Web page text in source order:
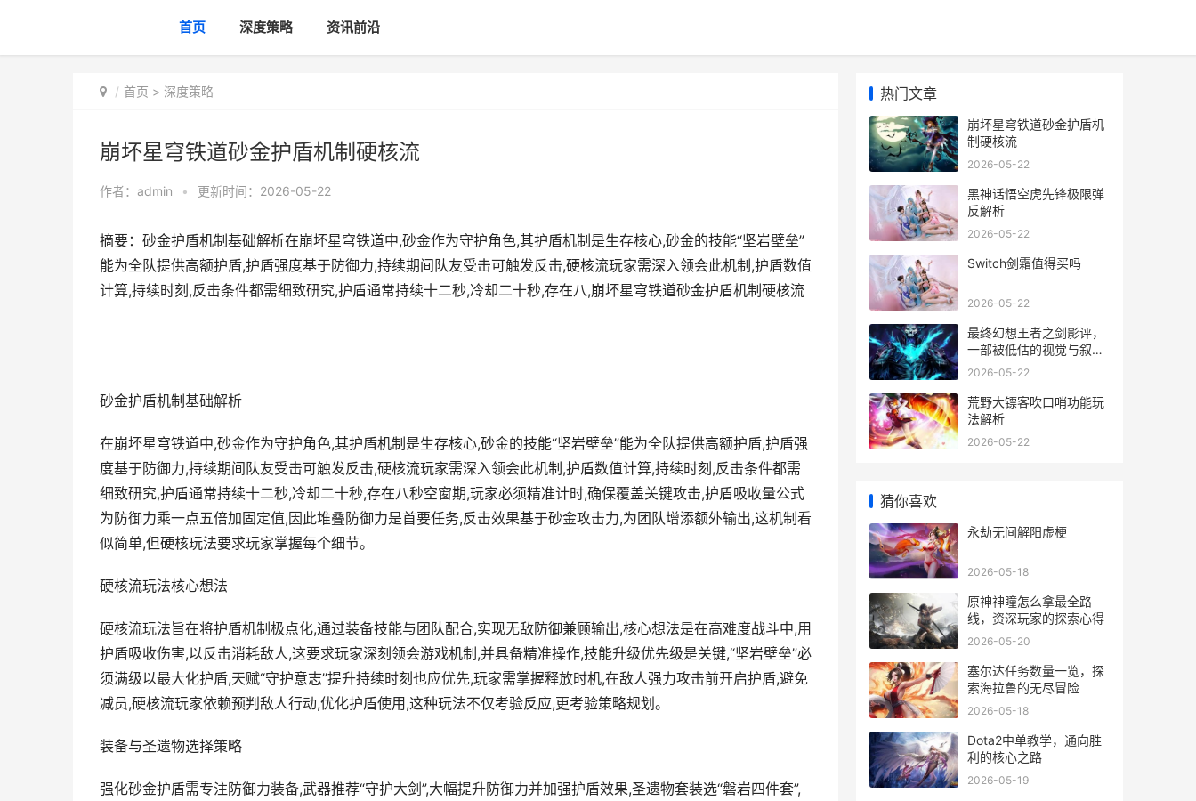
首页 深度策略 资讯前沿
首页 > 深度策略
崩坏星穹铁道砂金护盾机制硬核流
作者： admin • 更新时间：2026-05-22
摘要：砂金护盾机制基础解析在崩坏星穹铁道中,砂金作为守护角色,其护盾机制是生存核心,砂金的技能“坚岩壁垒”
能为全队提供高额护盾,护盾强度基于防御力,持续期间队友受击可触发反击,硬核流玩家需深入领会此机制,护盾数值
计算,持续时刻,反击条件都需细致研究,护盾通常持续十二秒,冷却二十秒,存在八,崩坏星穹铁道砂金护盾机制硬核流
砂金护盾机制基础解析
在崩坏星穹铁道中,砂金作为守护角色,其护盾机制是生存核心,砂金的技能“坚岩壁垒”能为全队提供高额护盾,护盾强
度基于防御力,持续期间队友受击可触发反击,硬核流玩家需深入领会此机制,护盾数值计算,持续时刻,反击条件都需
细致研究,护盾通常持续十二秒,冷却二十秒,存在八秒空窗期,玩家必须精准计时,确保覆盖关键攻击,护盾吸收量公式
为防御力乘一点五倍加固定值,因此堆叠防御力是首要任务,反击效果基于砂金攻击力,为团队增添额外输出,这机制看
似简单,但硬核玩法要求玩家掌握每个细节。
硬核流玩法核心想法
硬核流玩法旨在将护盾机制极点化,通过装备技能与团队配合,实现无敌防御兼顾输出,核心想法是在高难度战斗中,用
护盾吸收伤害,以反击消耗敌人,这要求玩家深刻领会游戏机制,并具备精准操作,技能升级优先级是关键,“坚岩壁垒”必
须满级以最大化护盾,天赋“守护意志”提升持续时刻也应优先,玩家需掌握释放时机,在敌人强力攻击前开启护盾,避免
减员,硬核流玩家依赖预判敌人行动,优化护盾使用,这种玩法不仅考验反应,更考验策略规划。
装备与圣遗物选择策略
强化砂金护盾需专注防御力装备,武器推荐“守护大剑”,大幅提升防御力并加强护盾效果,圣遗物套装选“磐岩四件套”,
热门文章
崩坏星穹铁道砂金护盾机
制硬核流
2026-05-22
黑神话悟空虎先锋极限弹
反解析
2026-05-22
Switch剑霜值得买吗
2026-05-22
最终幻想王者之剑影评，
一部被低估的视觉与叙事
杰作
2026-05-22
荒野大镖客吹口哨功能玩
法解析
2026-05-22
猜你喜欢
永劫无间解阳虚梗
2026-05-18
原神神瞳怎么拿最全路
线，资深玩家的探索心得
2026-05-20
塞尔达任务数量一览，探
索海拉鲁的无尽冒险
2026-05-18
Dota2中单教学，通向胜
利的核心之路
2026-05-19